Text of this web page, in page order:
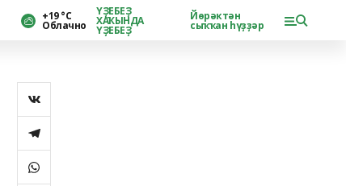
+19 °С
Облачно
ҮҘЕБЕҘ
ХАҠЫНДА
ҮҘЕБЕҘ
Йөрәктән
сыҡҡан һүҙҙәр